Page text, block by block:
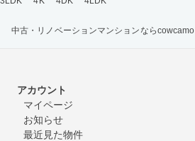
中古・リノベーションマンションならcowcamo
アカウント
マイページ
お知らせ
最近見た物件